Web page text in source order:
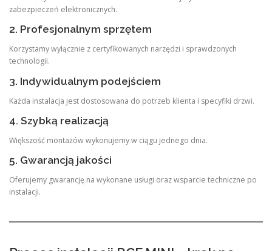
zabezpieczeń elektronicznych.
2. Profesjonalnym sprzętem
Korzystamy wyłącznie z certyfikowanych narzędzi i sprawdzonych
technologii.
3. Indywidualnym podejściem
Każda instalacja jest dostosowana do potrzeb klienta i specyfiki drzwi.
4. Szybką realizacją
Większość montażów wykonujemy w ciągu jednego dnia.
5. Gwarancją jakości
Oferujemy gwarancję na wykonane usługi oraz wsparcie techniczne po
instalacji.